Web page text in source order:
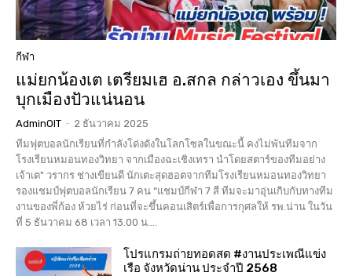
กีฬา
แม่ยกน้องเต เตรียมเฮ อ.สกล กล่าวเอง ขึ้นมา
บุกเมืองปัวแน่นอน
AdminOIT - 2 ธันวาคม 2025
ทีมฟุตบอลนักเรียนที่กำลังโด่งดังในโลกโซลในขณะนี้ คงไม่พันทีมจาก
โรงเรียนหมอนทองวิทยา จากเมืองฉะเชิงเทรา นำโดยสตาร์ของทีมอย่าง
เจ้าเต" วรากร ช่างเขียนดี นักเตะสุดฮอตจากทีมโรงเรียนหมอนทองวิทยา
รองแชมป์ฟุตบอลนักเรียน 7 คน “แชมป์กีฬา 7 สี ทีมจะมาอุ่นเกิบกับทางทีม
งานของพี่ก้อง ห้วยไร่ ก่อนที่จะขึ้นคอนเสิตร์เพื่อการกุศลให้ รพ.น่าน ในวัน
ที่ 5 ธันวาคม 68 เวลา 13.00 น....
โปรแกรมถ่ายทอดสด #งานประเพณีแข่ง
เรือ จังหวัดน่าน ประจำปี 2568